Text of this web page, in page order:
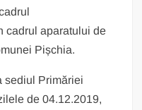
cadrul aparatului de
Pișchia.
sediul Primăriei
de 04.12.2019,